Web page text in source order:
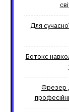
Для
Ботокс
Фрезер